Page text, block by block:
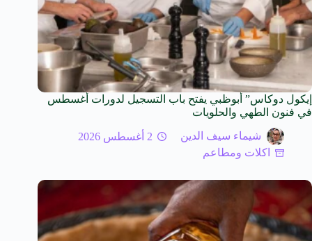
إيكول دوكاس” أبوظبي يفتح باب التسجيل لدورات أغسطس
في فنون الطهي والحلويات
شيماء سيف الدين
2 أغسطس 2026
اكلات ومطاعم